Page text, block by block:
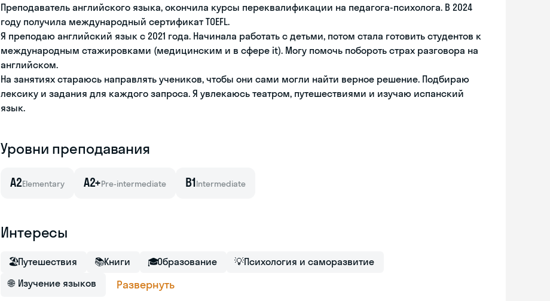
Преподаватель английского языка, окончила курсы переквалификации на педагога-психолога. В 2024
году получила международный сертификат TOEFL.
Я преподаю английский язык с 2021 года. Начинала работать с детьми, потом стала готовить студентов к
международным стажировками (медицинским и в сфере it). Могу помочь побороть страх разговора на
английском.
На занятиях стараюсь направлять учеников, чтобы они сами могли найти верное решение. Подбираю
лексику и задания для каждого запроса. Я увлекаюсь театром, путешествиями и изучаю испанский
язык.
Уровни преподавания
A2Elementary A2+Pre-intermediate B1Intermediate
Интересы
🏖Путешествия 📚Книги 🎓Образование 💡Психология и саморазвитие
🌐 Изучение языков Развернуть